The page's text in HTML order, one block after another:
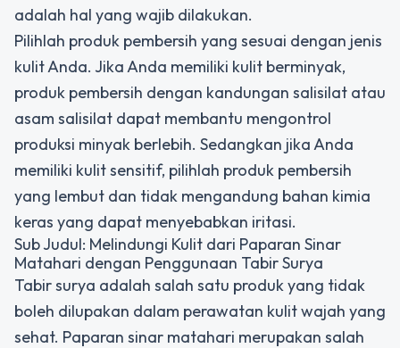
adalah hal yang wajib dilakukan.
Pilihlah produk pembersih yang sesuai dengan jenis
kulit Anda. Jika Anda memiliki kulit berminyak,
produk pembersih dengan kandungan salisilat atau
asam salisilat dapat membantu mengontrol
produksi minyak berlebih. Sedangkan jika Anda
memiliki kulit sensitif, pilihlah produk pembersih
yang lembut dan tidak mengandung bahan kimia
keras yang dapat menyebabkan iritasi.
Sub Judul: Melindungi Kulit dari Paparan Sinar
Matahari dengan Penggunaan Tabir Surya
Tabir surya adalah salah satu produk yang tidak
boleh dilupakan dalam perawatan kulit wajah yang
sehat. Paparan sinar matahari merupakan salah